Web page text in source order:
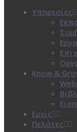
Υπηρεσίες
Know &
Εμείς
Πελάτες